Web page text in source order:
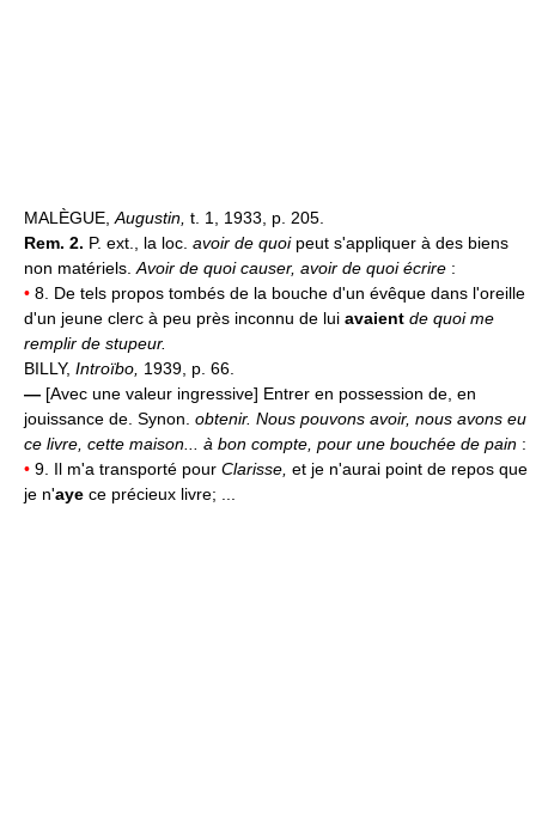
MALÈGUE,Augustin, t. 1, 1933, p. 205.
Rem. 2. P. ext., la loc. avoir de quoipeut s'appliquer à des biens
non matériels.Avoir de quoi causer, avoir de quoi écrire :
• 8. De tels propos tombés de la bouche d'un évêque dans l'oreille
d'un jeune clerc à peu près inconnu de lui avaient de quoi me
remplir de stupeur.
BILLY, Introïbo, 1939, p. 66.
— [Avec une valeur ingressive] Entrer en possession de, en
jouissance de. Synon. obtenir. Nous pouvons avoir, nous avons eu
ce livre, cette maison... à bon compte, pour une bouchée de pain :
• 9. Il m'a transporté pour Clarisse, et je n'aurai point de repos que
je n'aye ce précieux livre; ...